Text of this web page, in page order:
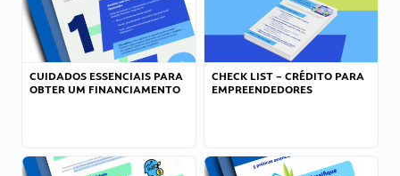
CUIDADOS ESSENCIAIS PARA
OBTER UM FINANCIAMENTO
CHECK LIST – CRÉDITO PARA
EMPREENDEDORES